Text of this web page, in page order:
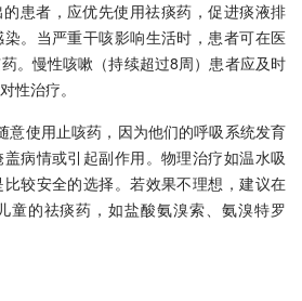
患者，应优先使用祛痰药，促进痰液排
。当严重干咳影响生活时，患者可在医
。慢性咳嗽（持续超过8周）患者应及时
性治疗。
意使用止咳药，因为他们的呼吸系统发育
病情或引起副作用。物理治疗如温水吸
较安全的选择。若效果不理想，建议在
童的祛痰药，如盐酸氨溴索、氨溴特罗